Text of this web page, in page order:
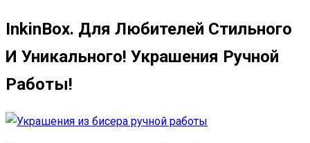
InkinBox. Для Любителей Стильного
И Уникального! Украшения Ручной
Работы!